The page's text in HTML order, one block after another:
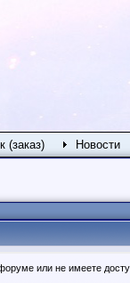
(заказ) Новости
или не имеете